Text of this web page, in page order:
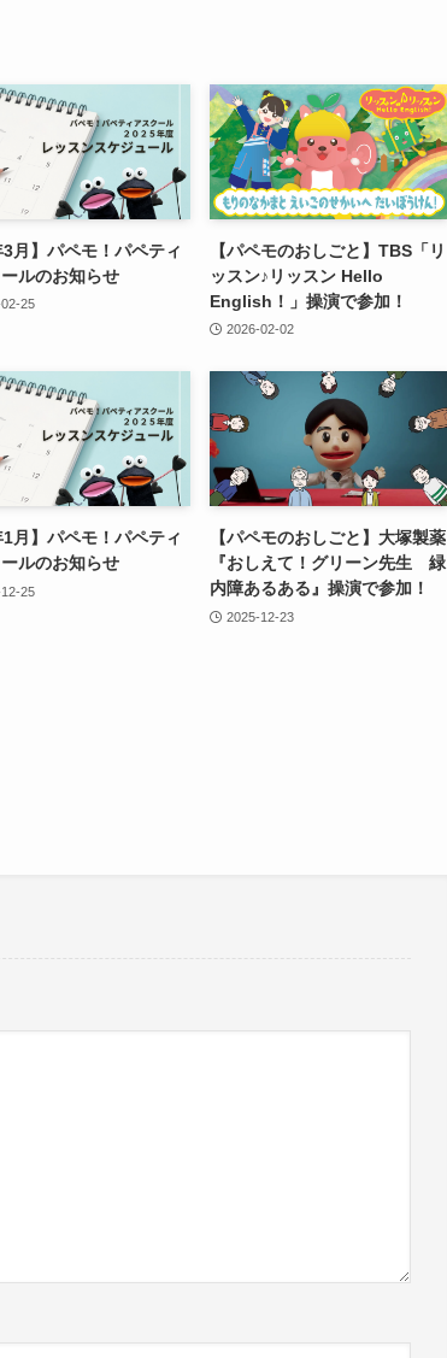
3月】パペモ！パペティ
ルのお知らせ
25
【パペモのおしごと】TBS「リ
ッスン♪リッスン Hello
English！」操演で参加！
2026-02-02
1月】パペモ！パペティ
ルのお知らせ
25
【パペモのおしごと】大塚製薬
『おしえて！グリーン先生 緑
内障あるある』操演で参加！
2025-12-23